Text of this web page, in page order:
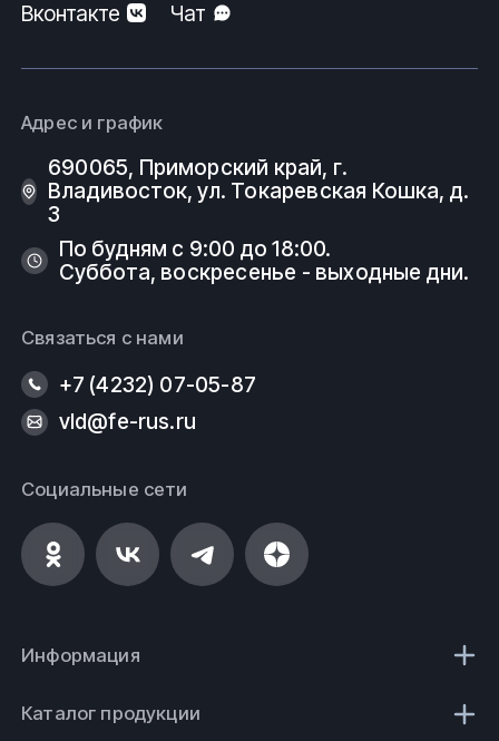
Вконтакте
Чат
Адрес и график
690065, Приморский край, г.
Владивосток, ул. Токаревская Кошка, д.
3
По будням с 9:00 до 18:00.
Суббота, воскресенье - выходные дни.
Связаться с нами
+7 (4232) 07-05-87
vld@fe-rus.ru
Социальные сети
Информация
Каталог продукции